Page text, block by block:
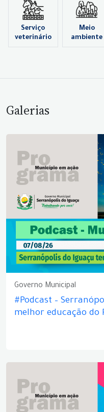
Serviço
veterinário
Meio
ambiente
Galerias
Governo Municipal
#Podcast –
melhor educação do